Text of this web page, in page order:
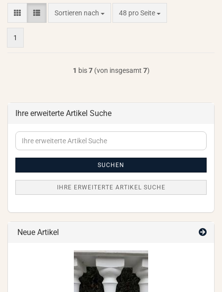
Sortieren nach
Sortieren nach 48 pro Seite
pro Seite
1
1 bis7(von insgesamt 7)
Ihre erweiterte Artikel Suche
Ihre
erweiterte
Artikel
SUCHEN
IHRE ERWEITERTE ARTIKEL SUCHE
Neue Artikel